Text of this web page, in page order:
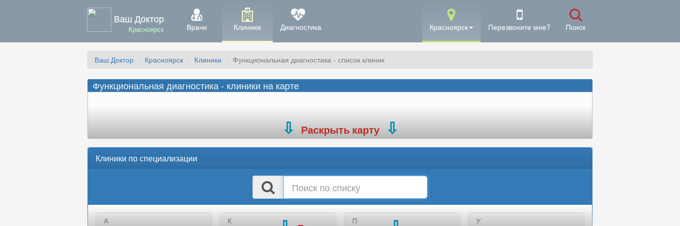
Ваш Доктор
Красноярск Врачи Клиники Диагностика Красноярск Перезвоните мне? Поиск
Ваш Доктор Красноярск Клиники Функциональная диагностика - список клиник
Функциональная диагностика - клиники на карте
Раскрыть карту
Клиники по специализации
в
списке
А
К П У